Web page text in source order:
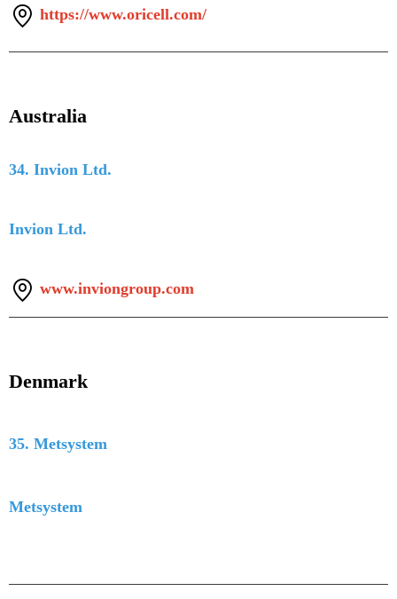
https://www.oricell.com/
Australia
34. Invion Ltd.
Invion Ltd.
www.inviongroup.com
Denmark
35. Metsystem
Metsystem